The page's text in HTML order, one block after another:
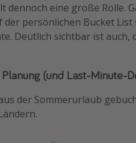
eine große Rolle.
der persönlichen Bucket
Deutlich sichtbar ist auch,
(und Last-Minute-
der Sommerurlaub